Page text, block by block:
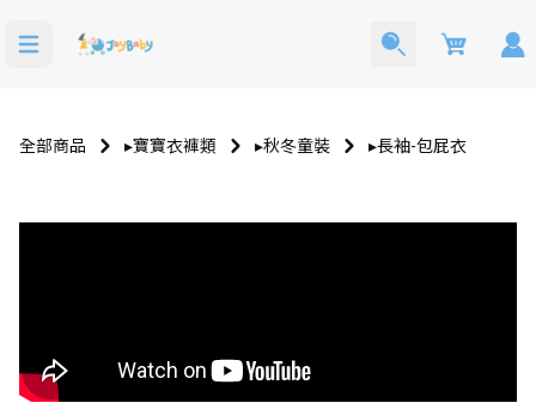
Cart
全部商品 ▸寶寶衣褲類 ▸秋冬童裝 ▸長袖-包屁衣
玩具 寶寶西裝